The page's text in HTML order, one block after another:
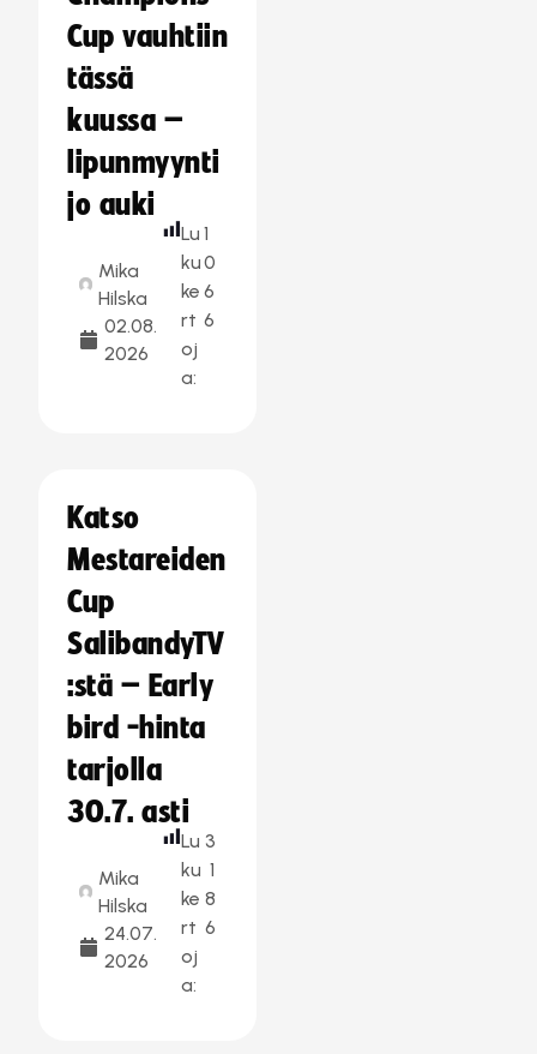
Cup vauhtiin
tässä
kuussa –
lipunmyynti
jo auki
Mika
Hilska
02.08.
2026
Lu
ku
ke
rt
oj
a:
1
0
6
6
Katso
Mestareiden
Cup
SalibandyTV
:stä – Early
bird -hinta
tarjolla
30.7. asti
Mika
Hilska
24.07.
2026
Lu
ku
ke
rt
oj
a:
3
1
8
6